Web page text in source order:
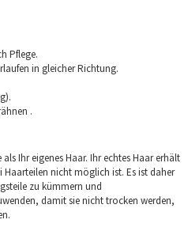
Pflege.
in gleicher Richtung.
.
Ihr eigenes Haar. Ihr echtes Haar erhält
nicht möglich ist. Es ist daher
zu kümmern und
damit sie nicht trocken werden,